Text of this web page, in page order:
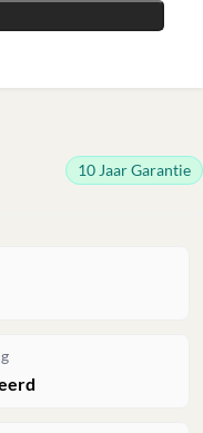
10 Jaar Garantie